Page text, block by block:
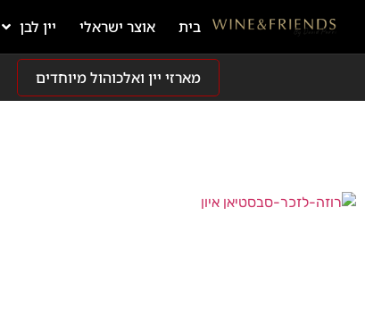
בית אוצר ישראלי יין לבן
מארזי יין ואלכוהול מיוחדים